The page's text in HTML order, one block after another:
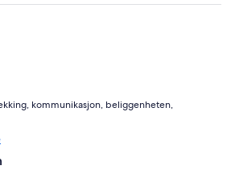
kommunikasjon, beliggenheten,